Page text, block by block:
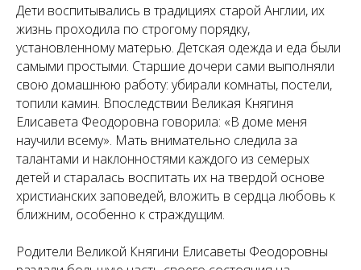
Дети воспитывались в традициях старой Англии, их
жизнь проходила по строгому порядку,
установленному матерью. Детская одежда и еда были
самыми простыми. Старшие дочери сами выполняли
свою домашнюю работу: убирали комнаты, постели,
топили камин. Впоследствии Великая Княгиня
Елисавета Феодоровна говорила: «В доме меня
научили всему». Мать внимательно следила за
талантами и наклонностями каждого из семерых
детей и старалась воспитать их на твердой основе
христианских заповедей, вложить в сердца любовь к
ближним, особенно к страждущим.
Родители Великой Княгини Елисаветы Феодоровны